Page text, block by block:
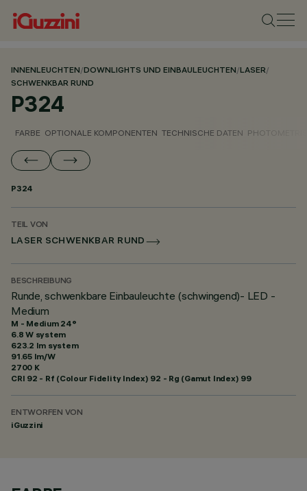
INNENLEUCHTEN/DOWNLIGHTS UND EINBAULEUCHTEN/LASER/
SCHWENKBAR RUND
P324
FARBE OPTIONALE KOMPONENTEN TECHNISCHE DATEN
P324
TEIL VON
LASER SCHWENKBAR RUND
BESCHREIBUNG
Runde, schwenkbare Einbauleuchte (schwingend)- LED -
Medium
M - Medium 24°
6.8 W system
623.2 lm system
91.65 lm/W
2700 K
CRI 92 - Rf (Colour Fidelity Index) 92 - Rg (Gamut Index) 99
ENTWORFEN VON
iGuzzini